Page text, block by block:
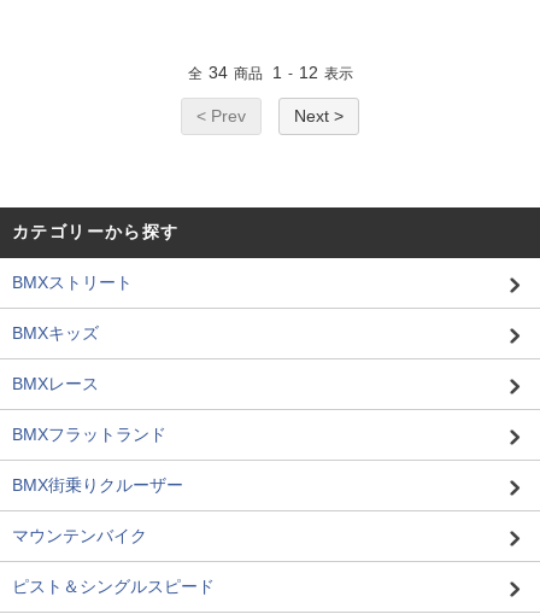
全 34 商品 1 - 12 表示
< Prev Next >
カテゴリーから探す
BMXストリート
BMXキッズ
BMXレース
BMXフラットランド
BMX街乗りクルーザー
マウンテンバイク
ピスト＆シングルスピード